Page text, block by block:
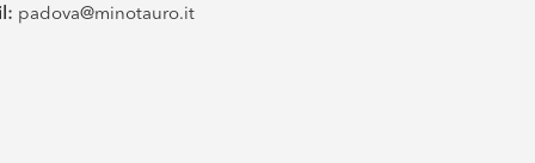
padova@minotauro.it